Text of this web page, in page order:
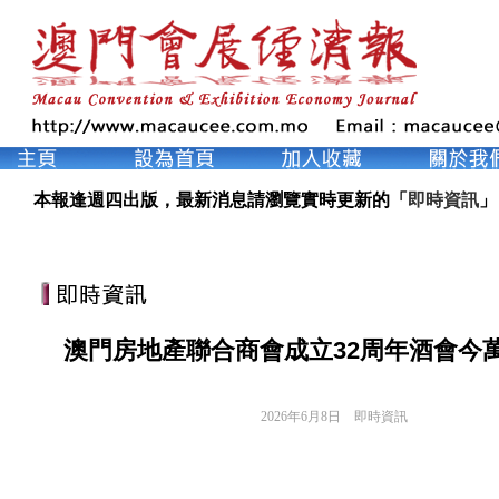
本報逢週四出版，最新消息請瀏覽實時更新的「 即時資訊 」
澳門房地產聯合商會成立32周年酒會今
2026年6月8日 即時資訊